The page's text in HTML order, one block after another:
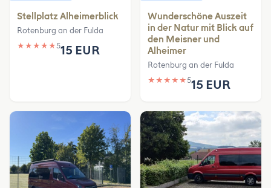
Stellplatz Alheimerblick
Rotenburg an der Fulda
★ ★ ★ ★ ★515 EUR
Wunderschöne Auszeit
in der Natur mit Blick auf
den Meisner und
Alheimer
Rotenburg an der Fulda
★ ★ ★ ★ ★515 EUR